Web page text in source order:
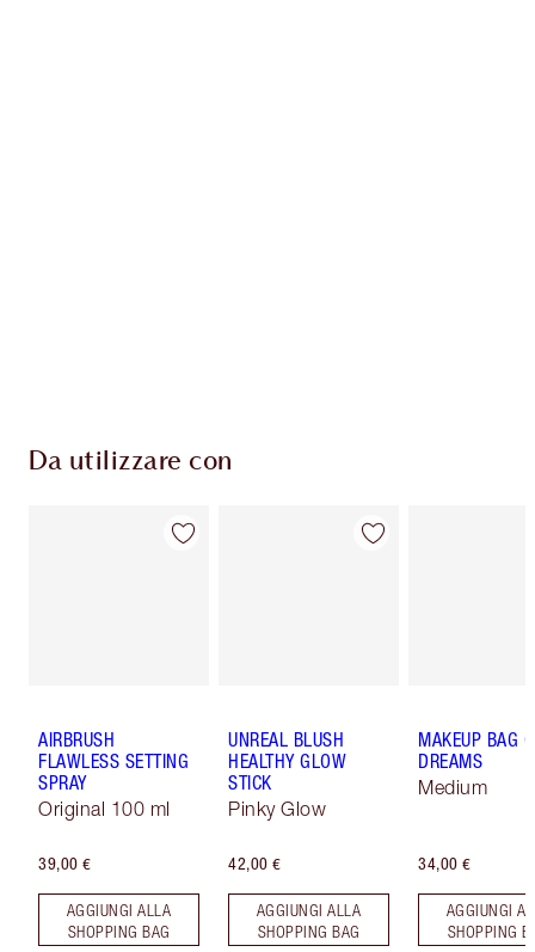
Da utilizzare con
AIRBRUSH
FLAWLESS SETTING
SPRAY
Original 100 ml
39,00 €
AGGIUNGI ALLA
SHOPPING BAG
UNREAL BLUSH
HEALTHY GLOW
STICK
Pinky Glow
42,00 €
AGGIUNGI ALLA
SHOPPING BAG
MAKEUP BAG
DREAMS
Medium
34,00 €
AGGIUNGI
SHOPPING